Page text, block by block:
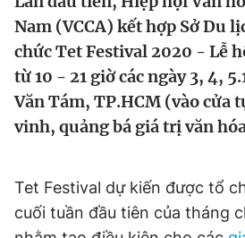
Video
Sản phẩm khác
Thông tin tòa soạn Liên
Nam (VCCA) kết hợp Sở Du
chức Tet Festival 2020 - Lễ
từ 10 - 21 giờ các ngày 3, 4,
Văn Tám, TP.HCM (vào cửa
vinh, quảng bá giá trị văn
Tet Festival dự kiến được tổ
cuối tuần đầu tiên của tháng